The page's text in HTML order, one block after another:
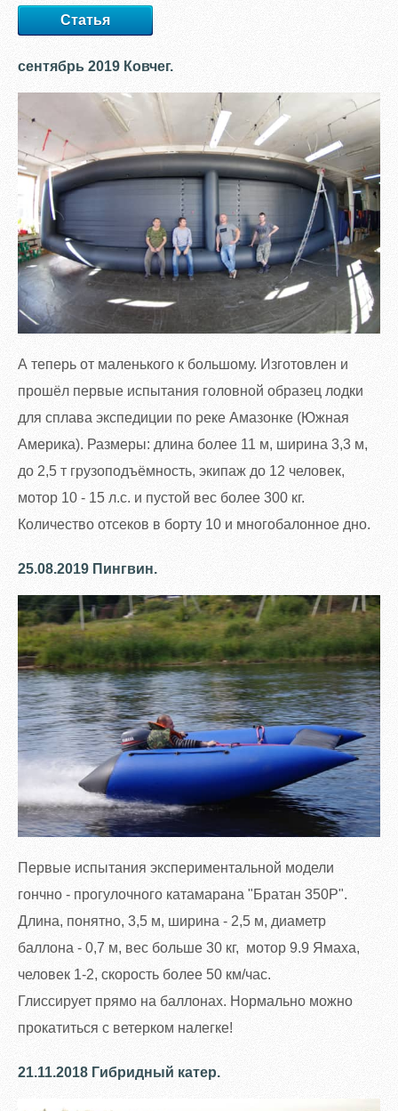
Статья
сентябрь 2019 Ковчег.
А теперь от маленького к большому. Изготовлен и
прошёл первые испытания головной образец лодки
для сплава экспедиции по реке Амазонке (Южная
Америка). Размеры: длина более 11 м, ширина 3,3 м,
до 2,5 т грузоподъёмность, экипаж до 12 человек,
мотор 10 - 15 л.с. и пустой вес более 300 кг.
Количество отсеков в борту 10 и многобалонное дно.
25.08.2019 Пингвин.
Первые испытания экспериментальной модели
гончно - прогулочного катамарана "Братан 350Р".
Длина, понятно, 3,5 м, ширина - 2,5 м, диаметр
баллона - 0,7 м, вес больше 30 кг, мотор 9.9 Ямаха,
человек 1-2, скорость более 50 км/час.
Глиссирует прямо на баллонах. Нормально можно
прокатиться с ветерком налегке!
21.11.2018 Гибридный катер.